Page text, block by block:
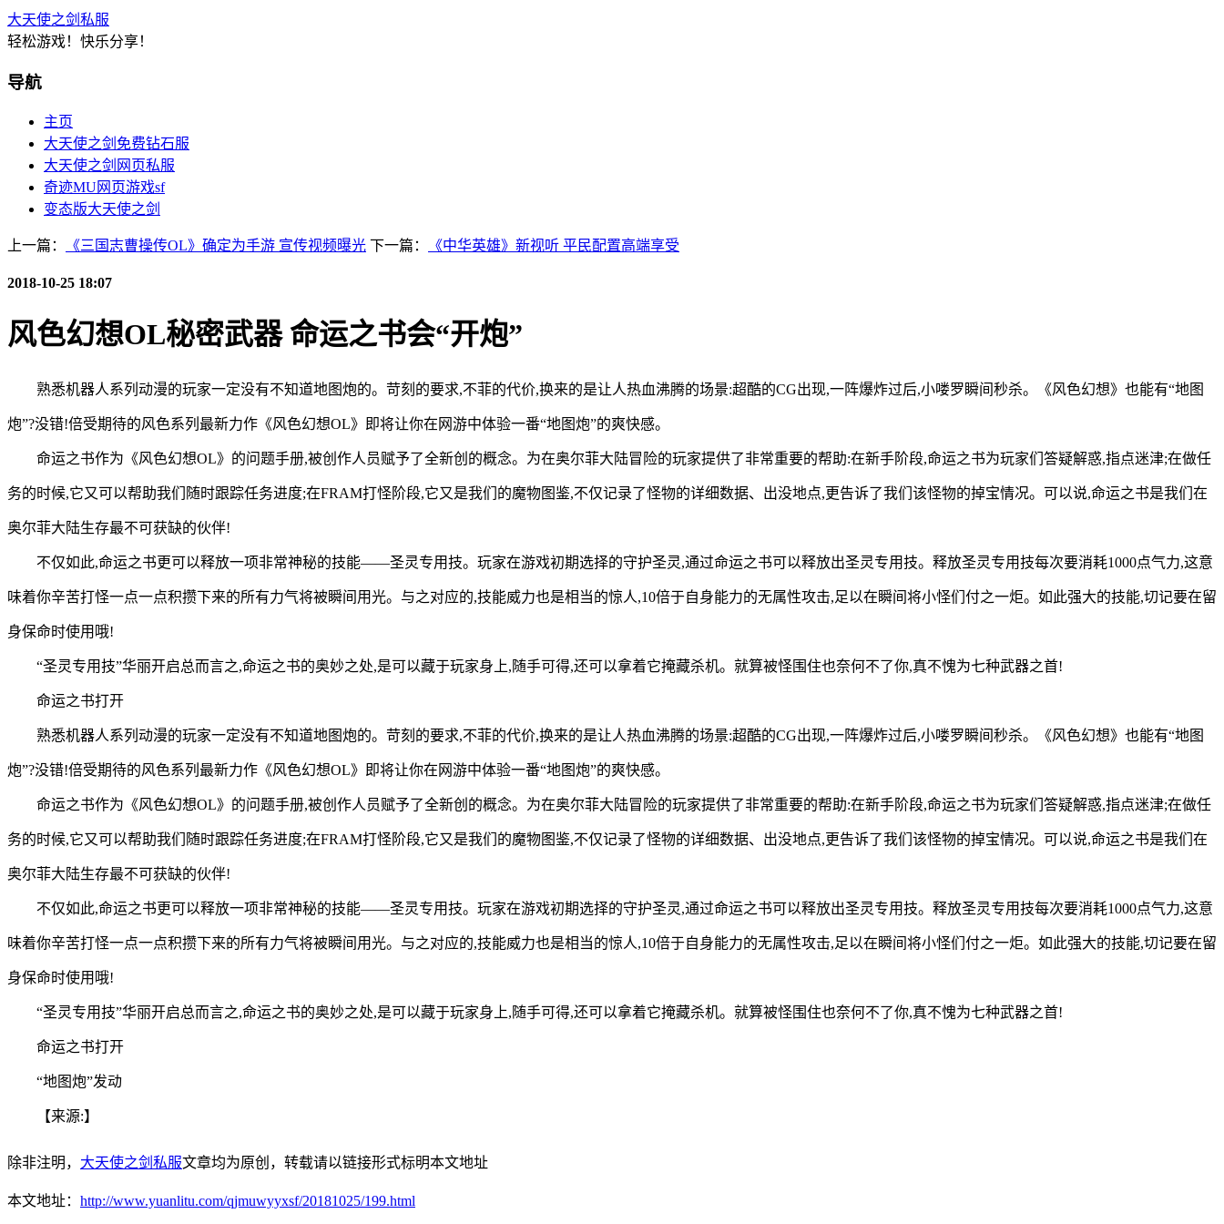
大天使之剑私服
轻松游戏！快乐分享！
导航
主页
大天使之剑免费钻石服
大天使之剑网页私服
奇迹MU网页游戏sf
变态版大天使之剑
上一篇： 《三国志曹操传OL》确定为手游 宣传视频曝光 下一篇： 《中华英雄》新视听 平民配置高端享受
2018-10-25 18:07
风色幻想OL秘密武器 命运之书会“开炮”
熟悉机器人系列动漫的玩家一定没有不知道地图炮的。苛刻的要求,不菲的代价,换来的是让人热血沸腾的场景:超酷的CG出现,一阵爆炸过后,小喽罗瞬间秒杀。《风色幻想》也能有“地图
炮”?没错!倍受期待的风色系列最新力作《风色幻想OL》即将让你在网游中体验一番“地图炮”的爽快感。
命运之书作为《风色幻想OL》的问题手册,被创作人员赋予了全新创的概念。为在奥尔菲大陆冒险的玩家提供了非常重要的帮助:在新手阶段,命运之书为玩家们答疑解惑,指点迷津;在做任
务的时候,它又可以帮助我们随时跟踪任务进度;在FRAM打怪阶段,它又是我们的魔物图鉴,不仅记录了怪物的详细数据、出没地点,更告诉了我们该怪物的掉宝情况。可以说,命运之书是我们在
奥尔菲大陆生存最不可获缺的伙伴!
不仅如此,命运之书更可以释放一项非常神秘的技能——圣灵专用技。玩家在游戏初期选择的守护圣灵,通过命运之书可以释放出圣灵专用技。释放圣灵专用技每次要消耗1000点气力,这意
味着你辛苦打怪一点一点积攒下来的所有力气将被瞬间用光。与之对应的,技能威力也是相当的惊人,10倍于自身能力的无属性攻击,足以在瞬间将小怪们付之一炬。如此强大的技能,切记要在留
身保命时使用哦!
“圣灵专用技”华丽开启总而言之,命运之书的奥妙之处,是可以藏于玩家身上,随手可得,还可以拿着它掩藏杀机。就算被怪围住也奈何不了你,真不愧为七种武器之首!
命运之书打开
熟悉机器人系列动漫的玩家一定没有不知道地图炮的。苛刻的要求,不菲的代价,换来的是让人热血沸腾的场景:超酷的CG出现,一阵爆炸过后,小喽罗瞬间秒杀。《风色幻想》也能有“地图
炮”?没错!倍受期待的风色系列最新力作《风色幻想OL》即将让你在网游中体验一番“地图炮”的爽快感。
命运之书作为《风色幻想OL》的问题手册,被创作人员赋予了全新创的概念。为在奥尔菲大陆冒险的玩家提供了非常重要的帮助:在新手阶段,命运之书为玩家们答疑解惑,指点迷津;在做任
务的时候,它又可以帮助我们随时跟踪任务进度;在FRAM打怪阶段,它又是我们的魔物图鉴,不仅记录了怪物的详细数据、出没地点,更告诉了我们该怪物的掉宝情况。可以说,命运之书是我们在
奥尔菲大陆生存最不可获缺的伙伴!
不仅如此,命运之书更可以释放一项非常神秘的技能——圣灵专用技。玩家在游戏初期选择的守护圣灵,通过命运之书可以释放出圣灵专用技。释放圣灵专用技每次要消耗1000点气力,这意
味着你辛苦打怪一点一点积攒下来的所有力气将被瞬间用光。与之对应的,技能威力也是相当的惊人,10倍于自身能力的无属性攻击,足以在瞬间将小怪们付之一炬。如此强大的技能,切记要在留
身保命时使用哦!
“圣灵专用技”华丽开启总而言之,命运之书的奥妙之处,是可以藏于玩家身上,随手可得,还可以拿着它掩藏杀机。就算被怪围住也奈何不了你,真不愧为七种武器之首!
命运之书打开
“地图炮”发动
【来源:】
除非注明， 大天使之剑私服文章均为原创，转载请以链接形式标明本文地址
本文地址： http://www.yuanlitu.com/qjmuwyyxsf/20181025/199.html